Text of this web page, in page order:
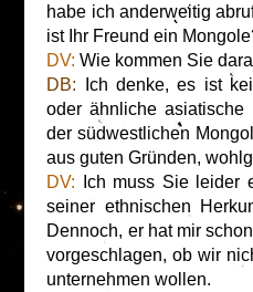
habe ich anderweitig
ist Ihr Freund ein
DV: Wie kommen Sie
DB: Ich denke, es ist
oder ähnliche
der südwestlichen
aus guten Gründen,
DV: Ich muss Sie leider
seiner ethnischen
Dennoch, er hat mir
vorgeschlagen, ob wir
unternehmen wollen.